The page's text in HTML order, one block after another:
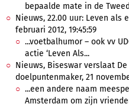
bepaalde mate in de
Nieuws, 22.00 uur: Leven als
februari 2012, 19:45:59
...voetbalhumor – ook vv
actie ‘Leven Als...
Nieuws, Biseswar verslaat
doelpuntenmaker, 21
...een andere naam
Amsterdam om zijn